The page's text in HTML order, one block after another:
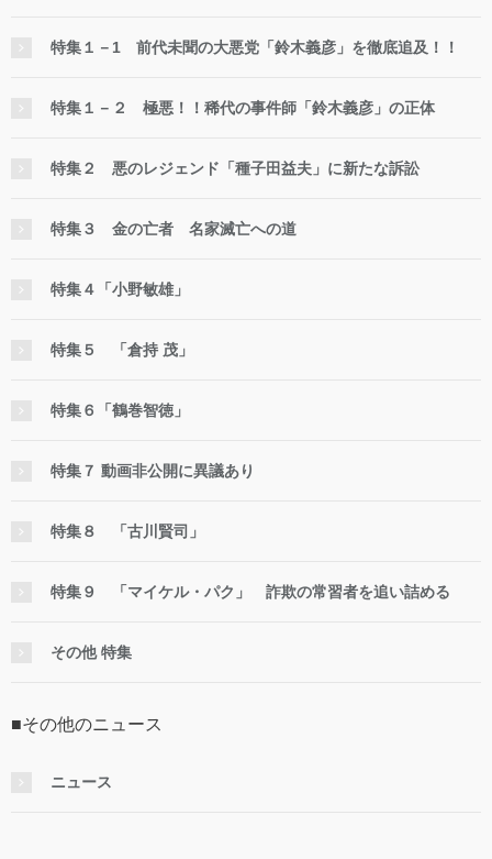
特集１－1 前代未聞の大悪党「鈴木義彦」を徹底追及！！
特集１－２ 極悪！！稀代の事件師「鈴木義彦」の正体
特集２ 悪のレジェンド「種子田益夫」に新たな訴訟
特集３ 金の亡者 名家滅亡への道
特集４「小野敏雄」
特集５ 「倉持 茂」
特集６「鶴巻智徳」
特集７ 動画非公開に異議あり
特集８ 「古川賢司」
特集９ 「マイケル・パク」 詐欺の常習者を追い詰める
その他 特集
■その他のニュース
ニュース